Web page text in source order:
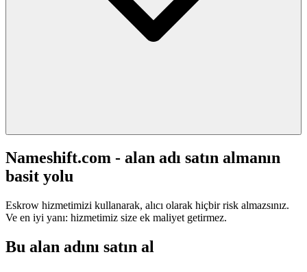
Nameshift.com - alan adı satın almanın
basit yolu
Eskrow hizmetimizi kullanarak, alıcı olarak hiçbir risk almazsınız.
Ve en iyi yanı: hizmetimiz size ek maliyet getirmez.
Bu alan adını satın al